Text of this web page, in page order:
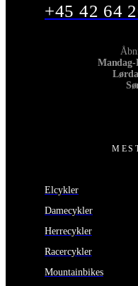
+45 42 64
Mandag-
Elcykler
Damecykler
Herrecykler
Racercykler
Mountainbikes